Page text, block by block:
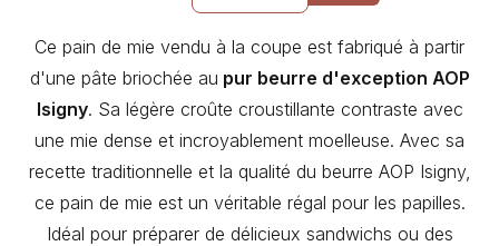
Ce pain de mie vendu à la coupe est fabriqué à partir
d'une pâte briochée au pur beurre d'exception AOP
Isigny. Sa légère croûte croustillante contraste avec
une mie dense et incroyablement moelleuse. Avec sa
recette traditionnelle et la qualité du beurre AOP Isigny,
ce pain de mie est un véritable régal pour les papilles.
Idéal pour préparer de délicieux sandwichs ou des